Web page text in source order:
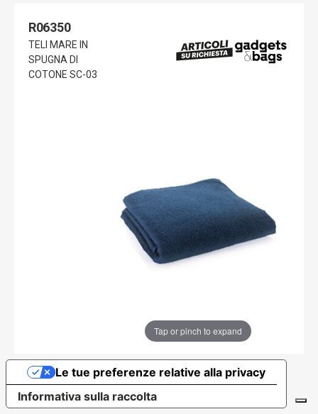
R06350
TELI MARE IN
SPUGNA DI
COTONE SC-03
Tap or pinch to expand
Informativa sulla raccolta
Le tue preferenze relative alla privacy